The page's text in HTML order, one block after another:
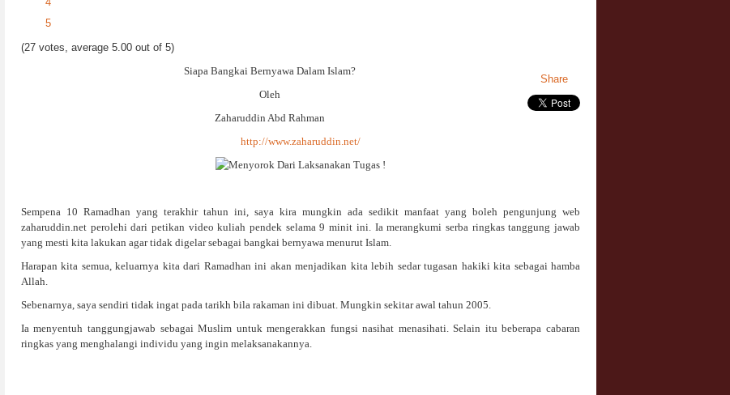
5
(27 votes, average 5.00 out of 5)
Share
Siapa Bangkai Bernyawa Dalam Islam?
Oleh
Zaharuddin Abd Rahman
http://www.zaharuddin.net/
Sempena 10 Ramadhan yang terakhir tahun ini, saya kira mungkin ada sedikit manfaat yang boleh pengunjung web
zaharuddin.net perolehi dari petikan video kuliah pendek selama 9 minit ini. Ia merangkumi serba ringkas tanggung jawab
yang mesti kita lakukan agar tidak digelar sebagai bangkai bernyawa menurut Islam.
Harapan kita semua, keluarnya kita dari Ramadhan ini akan menjadikan kita lebih sedar tugasan hakiki kita sebagai hamba
Allah.
Sebenarnya, saya sendiri tidak ingat pada tarikh bila rakaman ini dibuat. Mungkin sekitar awal tahun 2005.
Ia menyentuh tanggungjawab sebagai Muslim untuk mengerakkan fungsi nasihat menasihati. Selain itu beberapa cabaran
ringkas yang menghalangi individu yang ingin melaksanakannya.